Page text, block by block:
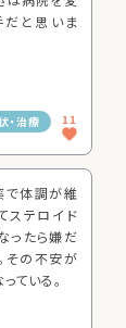
だと思いま
・治療 11
で体調が維
ステロイド
ったら嫌だ
その不安が
ている。